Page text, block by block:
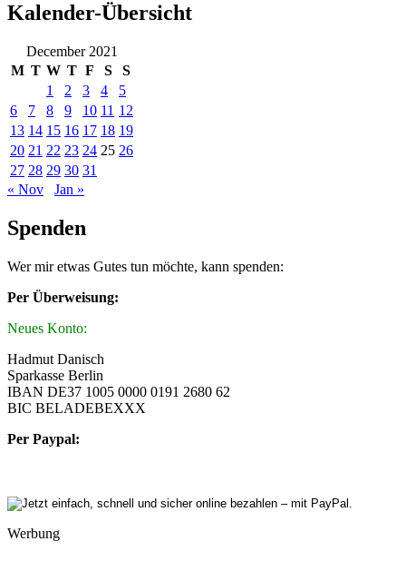
Kalender-Übersicht
December 2021
M T W T F S
S
1
2 3 4
5
6
7 8 9 10 11 12
13 14 15 16 17 18 19
20 21 22 23 24 25 26
27 28 29 30 31
« Nov
Jan »
Spenden
Wer mir etwas Gutes tun möchte, kann spenden:
Per Überweisung:
Neues Konto:
Hadmut Danisch
Sparkasse Berlin
IBAN DE37 1005 0000 0191 2680 62
BIC BELADEBEXXX
Per Paypal:
Werbung